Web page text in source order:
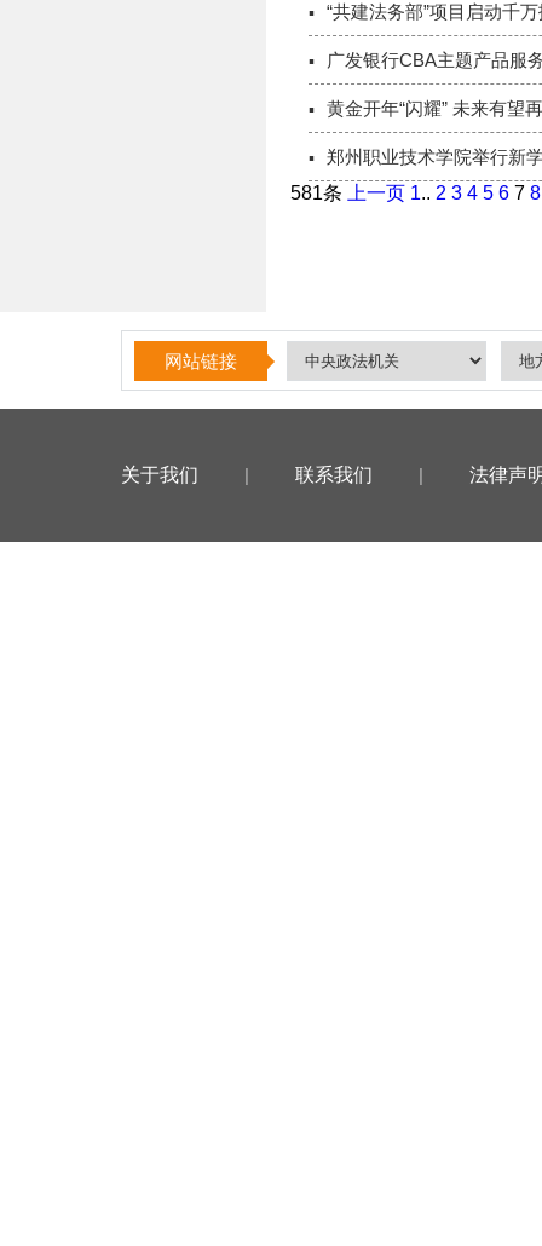
“共建法务部”项目启动千
广发银行CBA主题产品服
黄金开年“闪耀” 未来有望
郑州职业技术学院举行新
581条
上一页 1.. 2 3 4 5 6 7 8
网站链接
关于我们 | 联系我们 | 法律声